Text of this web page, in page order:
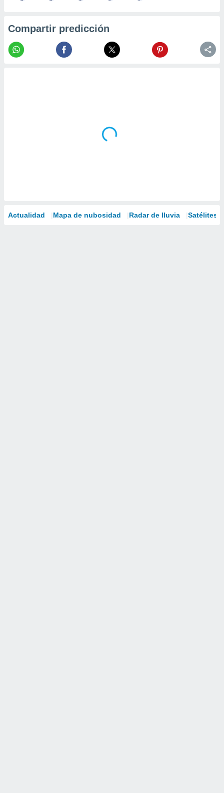
Compartir predicción
Actualidad Mapa de nubosidad Radar de lluvia Satélites